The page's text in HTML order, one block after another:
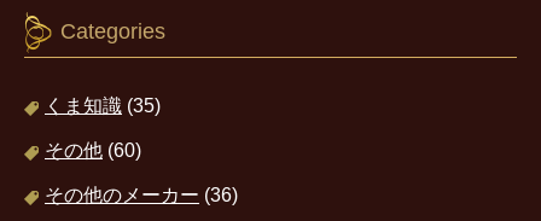
Categories
くま知識 (35)
その他 (60)
その他のメーカー (36)